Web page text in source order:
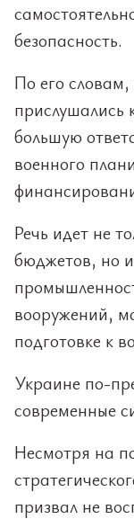
безопасность.
По его
большую
военного
Речь идет не
бюджетов, но
вооружений,
подготовке к
Украине по-
современные
Несмотря на
призвал не